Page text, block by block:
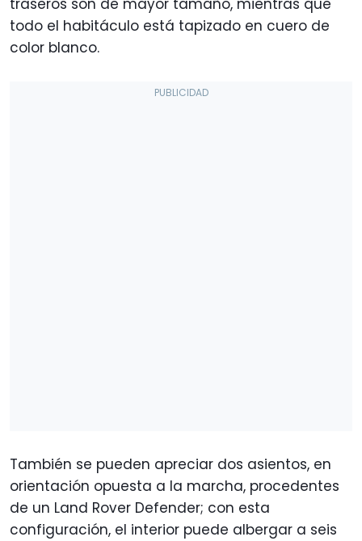
traseros son de mayor tamaño, mientras que
todo el habitáculo está tapizado en cuero de
color blanco.
También se pueden apreciar dos asientos, en
orientación opuesta a la marcha, procedentes
de un Land Rover Defender; con esta
configuración, el interior puede albergar a seis